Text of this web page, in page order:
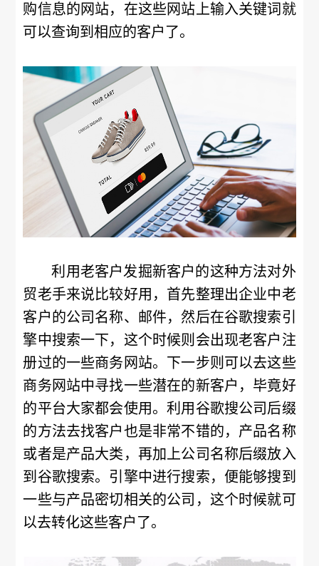
购信息的网站，在这些网站上输入关键词就
可以查询到相应的客户了。
利用老客户发掘新客户的这种方法对外
贸老手来说比较好用，首先整理出企业中老
客户的公司名称、邮件，然后在谷歌搜索引
擎中搜索一下，这个时候则会出现老客户注
册过的一些商务网站。下一步则可以去这些
商务网站中寻找一些潜在的新客户，毕竟好
的平台大家都会使用。利用谷歌搜公司后缀
的方法去找客户也是非常不错的，产品名称
或者是产品大类，再加上公司名称后缀放入
到谷歌搜索。引擎中进行搜索，便能够搜到
一些与产品密切相关的公司，这个时候就可
以去转化这些客户了。